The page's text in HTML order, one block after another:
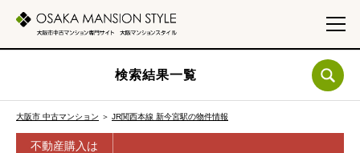
検索結果一覧
大阪市 中古マンション ＞ JR関西本線 新今宮駅の物件情報
不動産購入は